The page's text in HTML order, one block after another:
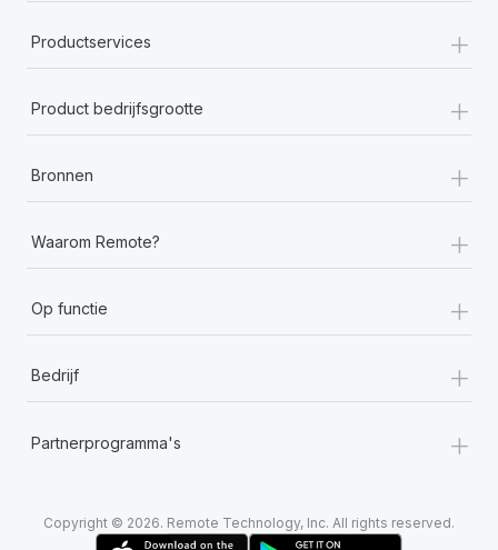
Productservices +
Product bedrijfsgrootte +
Bronnen +
Waarom Remote? +
Op functie +
Bedrijf +
Partnerprogramma's +
Copyright © 2026. Remote Technology, Inc. All rights reserved.